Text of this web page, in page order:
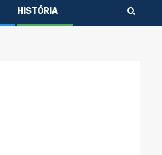
HISTÓRIA